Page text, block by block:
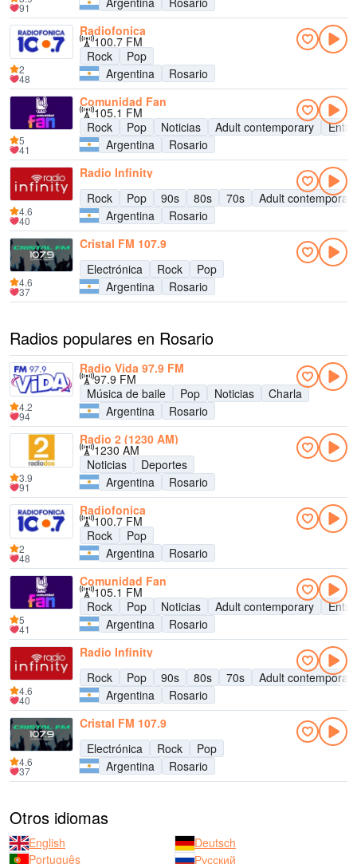
91
Radiofonica
100.7 FM
Rock
Pop
Argentina
Rosario
2
48
Comunidad Fan
105.1 FM
Rock
Pop Noticias Adult contemporary
Argentina
Rosario
5
41
Radio Infinity
Rock
Pop 90s 80s 70s
Adult contemporary
Argentina
Rosario
4.6
40
Cristal FM 107.9
Electrónica
Rock
Pop
Argentina
Rosario
4.6
37
Radios populares en Rosario
Radio Vida 97.9 FM
97.9 FM
Música de baile
Pop Noticias
Charla
Argentina
Rosario
4.2
94
Radio 2 (1230 AM)
1230 AM
Noticias
Deportes
Argentina
Rosario
3.9
91
Radiofonica
100.7 FM
Rock
Pop
Argentina
Rosario
2
48
Comunidad Fan
105.1 FM
Rock
Pop Noticias Adult contemporary
Argentina
Rosario
5
41
Radio Infinity
Rock
Pop 90s 80s 70s
Adult contemporary
Argentina
Rosario
4.6
40
Cristal FM 107.9
Electrónica
Rock
Pop
Argentina
Rosario
4.6
37
Otros idiomas
English
Deutsch
Português
Русский